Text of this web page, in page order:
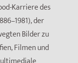
Karriere des
der
Bilder zu
Filmen und